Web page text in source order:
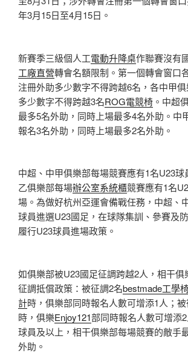
年3月15日至4月15日。
新賽季三級個人工電動升降桌作聯賽沒有
工廠直營轉會名額限制。第一個轉會窗口
注冊外助多少數字不得跨越6名，各中甲
多少數字不得跨越3名ROG電競椅 。中超
最多5名外助，同時上場最多4名外助。中
報名3名外助，同時上場最多2名外助。
中超、中甲俱樂部每場競賽應有1名U23球
乙俱樂部每場辦公室系統櫃競賽應有1名
場。為做好杭州亞運會備戰任務，中超、
球員進選U23國足，在球隊集訓、參賽及
履行U23球員進場政策。
如俱樂部被U23國足征調跨越2人，相干俱
征調抵償政策：被征調2名bestmade工學
計時，俱樂部同時報名人數可增添1人；
時，俱樂Enjoy121部同時報名人數可增添
球員及以上，相干俱樂部每場競賽的敵手
外助。